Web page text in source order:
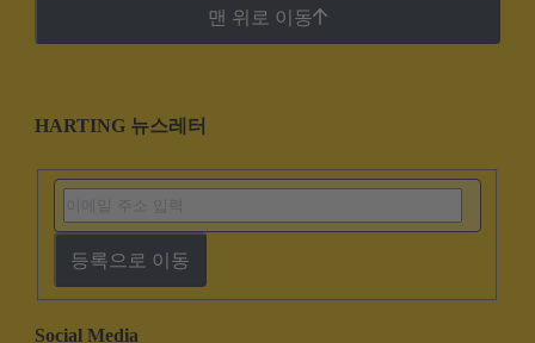
맨 위로 이동
HARTING 뉴스레터
등록으로 이동
Social Media